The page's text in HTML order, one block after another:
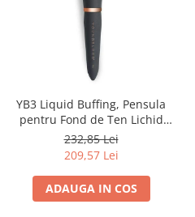
YB3 Liquid Buffing, Pensula
pentru Fond de Ten Lichid
YB3 Luxe
232,85 Lei
209,57 Lei
ADAUGA IN COS